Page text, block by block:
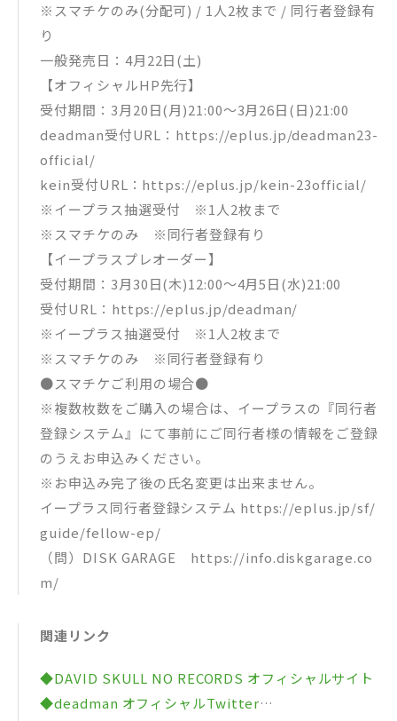
※スマチケのみ(分配可) / 1人2枚まで / 同行者登録有
り
一般発売日：4月22日(土)
【オフィシャルHP先行】
受付期間：3月20日(月)21:00～3月26日(日)21:00
deadman受付URL：https://eplus.jp/deadman23-
official/
kein受付URL：https://eplus.jp/kein-23official/
※イープラス抽選受付 ※1人2枚まで
※スマチケのみ ※同行者登録有り
【イープラスプレオーダー】
受付期間：3月30日(木)12:00～4月5日(水)21:00
受付URL：https://eplus.jp/deadman/
※イープラス抽選受付 ※1人2枚まで
※スマチケのみ ※同行者登録有り
●スマチケご利用の場合●
※複数枚数をご購入の場合は、イープラスの『同行者
登録システム』にて事前にご同行者様の情報をご登録
のうえお申込みください。
※お申込み完了後の氏名変更は出来ません。
イープラス同行者登録システム https://eplus.jp/sf/
guide/fellow-ep/
（問）DISK GARAGE https://info.diskgarage.co
m/
関連リンク
◆DAVID SKULL NO RECORDS オフィシャルサイト
◆deadman オフィシャルTwitter